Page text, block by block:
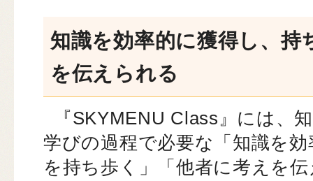
知識を効率的に獲得し、持
を伝えられる
『SKYMENU Class』には、
学びの過程で必要な「知識を
を持ち歩く」「他者に考えを